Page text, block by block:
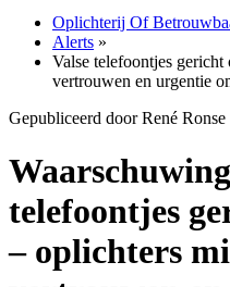
Oplichterij Of
Alerts »
Valse telefoontjes
vertrouwen en urgentie
Gepubliceerd door René Ronse
telefoontjes
– oplichters